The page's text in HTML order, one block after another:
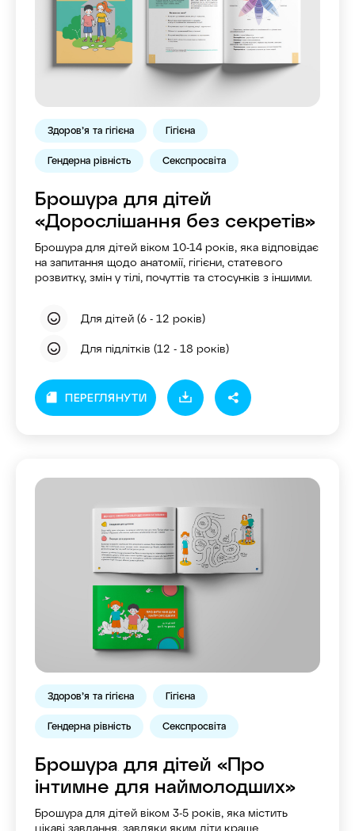
Здоров’я та гігієна Гігієна
Гендерна рівність Секспросвіта
Брошура для дітей
«Дорослішання без секретів»
Брошура для дітей віком 10-14 років, яка відповідає
на запитання щодо анатомії, гігієни, статевого
розвитку, змін у тілі, почуттів та стосунків з іншими.
Для дітей (6 - 12 років)
Для підлітків (12 - 18 років)
ПЕРЕГЛЯНУТИ
Здоров’я та гігієна Гігієна
Гендерна рівність Секспросвіта
Брошура для дітей «Про
інтимне для наймолодших»
Брошура для дітей віком 3-5 років, яка містить
цікаві завдання, завдяки яким діти краще